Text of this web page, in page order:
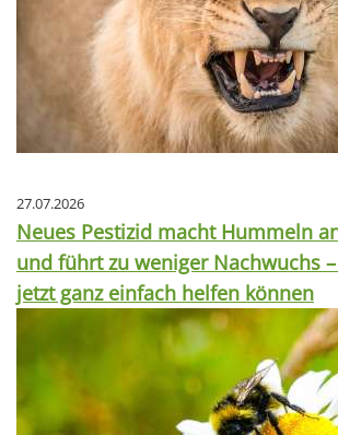
27.07.2026
Neues Pestizid macht Hummeln
und führt zu weniger Nachwuchs
jetzt ganz einfach helfen können